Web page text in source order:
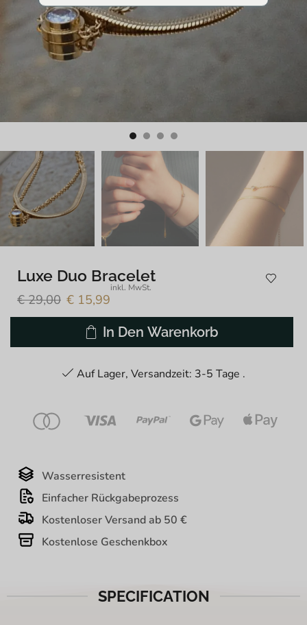
Luxe Duo Bracelet
€29,00 € 15,99
inkl. MwSt.
In Den Warenkorb
Auf Lager, Versandzeit: 3-5 Tage .
Wasserresistent
Einfacher Rückgabeprozess
Kostenloser Versand ab 50 €
Kostenlose Geschenkbox
SPECIFICATION